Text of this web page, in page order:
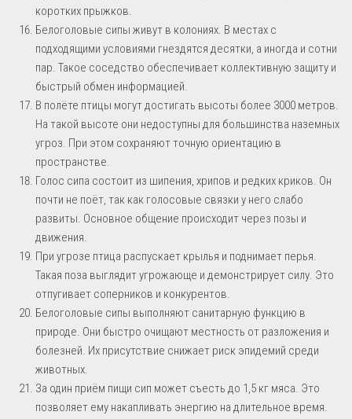
коротких прыжков.
Белоголовые сипы живут в колониях. В местах с
подходящими условиями гнездятся десятки, а иногда и сотни
пар. Такое соседство обеспечивает коллективную защиту и
быстрый обмен информацией.
В полёте птицы могут достигать высоты более 3000 метров.
На такой высоте они недоступны для большинства наземных
угроз. При этом сохраняют точную ориентацию в
пространстве.
Голос сипа состоит из шипения, хрипов и редких криков. Он
почти не поёт, так как голосовые связки у него слабо
развиты. Основное общение происходит через позы и
движения.
При угрозе птица распускает крылья и поднимает перья.
Такая поза выглядит угрожающе и демонстрирует силу. Это
отпугивает соперников и конкурентов.
Белоголовые сипы выполняют санитарную функцию в
природе. Они быстро очищают местность от разложения и
болезней. Их присутствие снижает риск эпидемий среди
животных.
За один приём пищи сип может съесть до 1,5 кг мяса. Это
позволяет ему накапливать энергию на длительное время.